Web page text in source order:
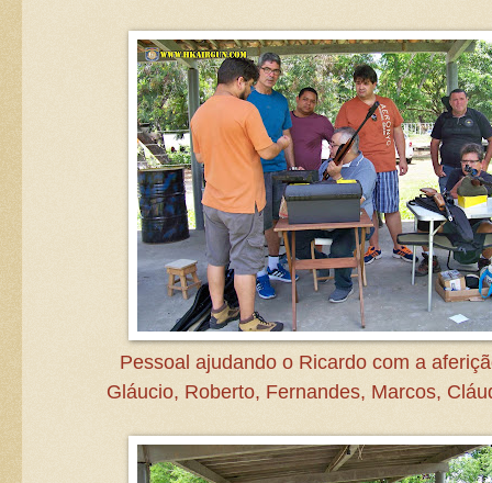
Pessoal ajudando o Ricardo com a
Gláucio, Roberto, Fernandes, Marcos,